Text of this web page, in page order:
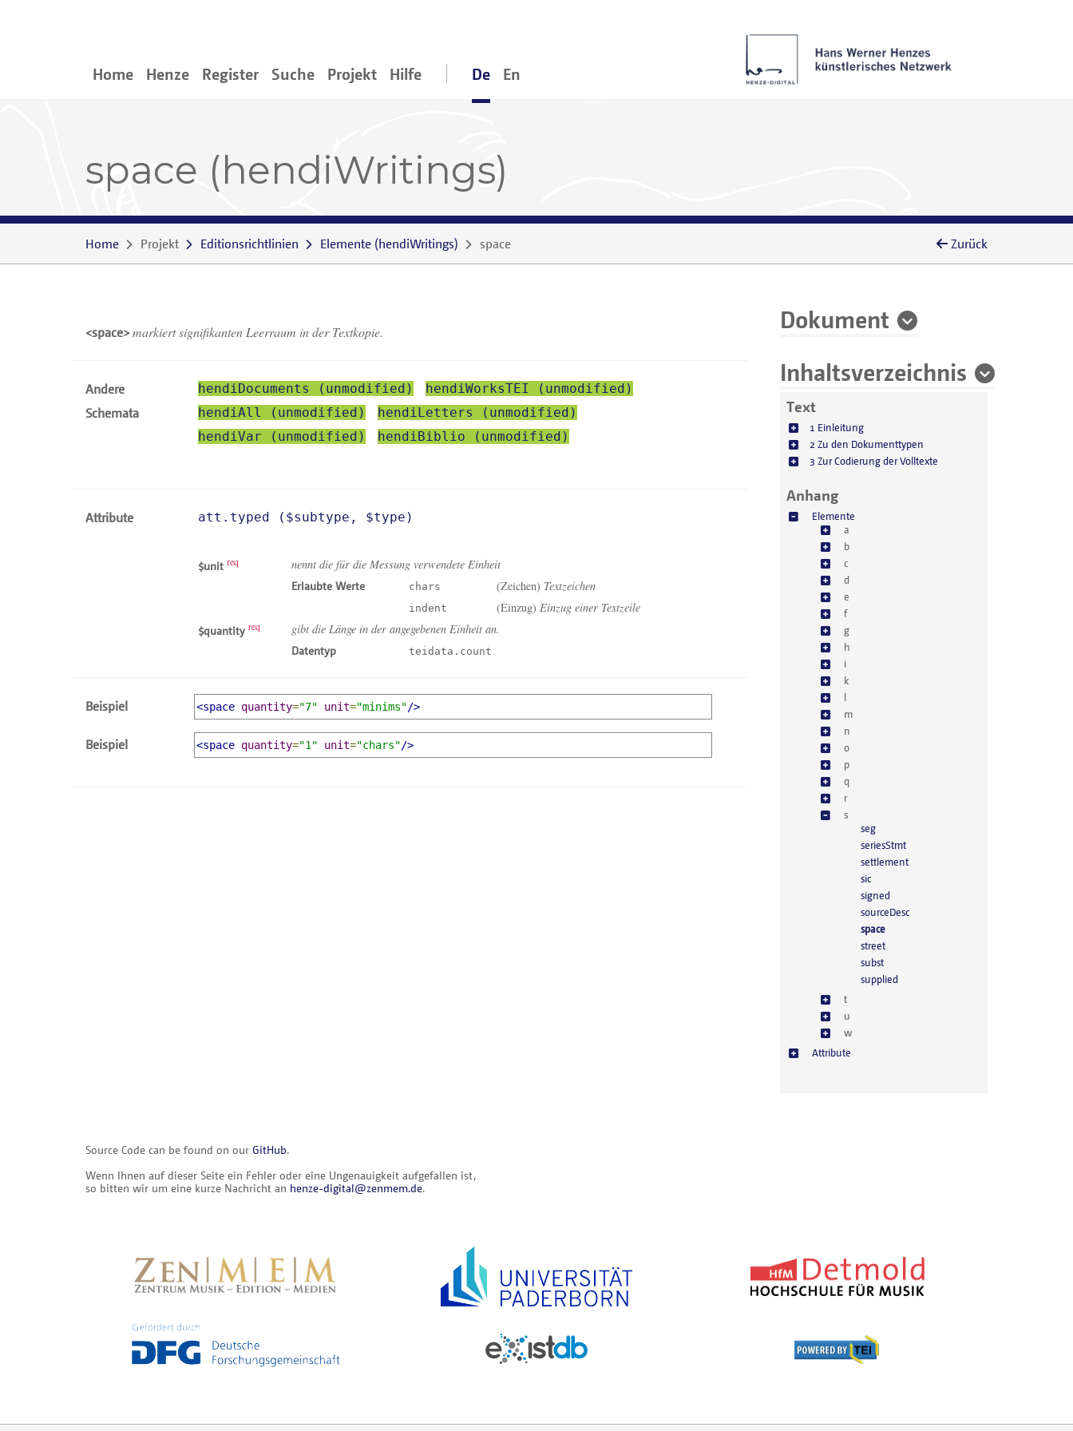
Home Henze Register Suche Projekt Hilfe De En
space (hendiWritings)
Home Projekt Editionsrichtlinien Elemente (hendiWritings) space Zurück
Dokument
Inhaltsverzeichnis
Text
1 Einleitung
2 Zu den Dokumenttypen
3 Zur Codierung der Volltexte
Anhang
Elemente
a
b
c
d
e
f
g
h
i
k
l
m
n
o
p
q
r
s
seg
seriesStmt
settlement
sic
signed
sourceDesc
space
street
subst
supplied
t
u
w
Attribute
<space> markiert signifikanten Leerraum in der Textkopie.
Andere
Schemata
hendiDocuments (unmodified)
hendiWorksTEI (unmodified)
hendiAll (unmodified)
hendiLetters (unmodified)
hendiVar (unmodified)
hendiBiblio (unmodified)
Attribute att.typed ( subtype , type )
unit req nennt die für die Messung verwendete Einheit
Erlaubte Werte chars (Zeichen) Textzeichen
indent (Einzug) Einzug einer Textzeile
quantity req gibt die Länge in der angegebenen Einheit an.
Datentyp teidata.count
Beispiel <space quantity="7" unit="minims"/>
Beispiel <space quantity="1" unit="chars"/>
Source Code can be found on our GitHub.
Wenn Ihnen auf dieser Seite ein Fehler oder eine Ungenauigkeit aufgefallen ist,
so bitten wir um eine kurze Nachricht an henze-digital@zenmem.de.